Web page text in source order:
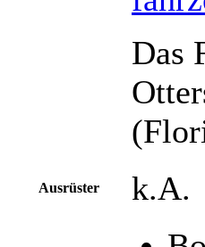
Das
Ausrüster k.A.